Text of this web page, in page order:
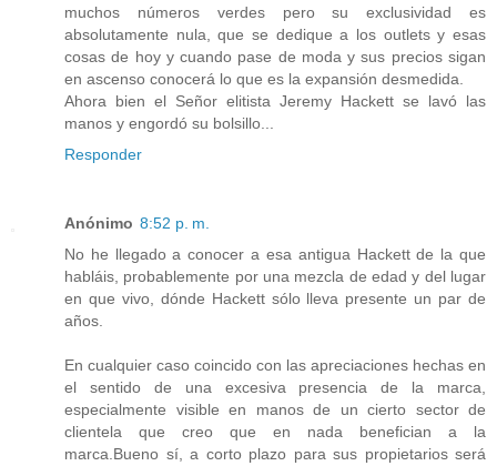
muchos números verdes pero su exclusividad es
absolutamente nula, que se dedique a los outlets y esas
cosas de hoy y cuando pase de moda y sus precios sigan
en ascenso conocerá lo que es la expansión desmedida.
Ahora bien el Señor elitista Jeremy Hackett se lavó las
manos y engordó su bolsillo...
Responder
Anónimo 8:52 p. m.
No he llegado a conocer a esa antigua Hackett de la que
habláis, probablemente por una mezcla de edad y del lugar
en que vivo, dónde Hackett sólo lleva presente un par de
años.
En cualquier caso coincido con las apreciaciones hechas en
el sentido de una excesiva presencia de la marca,
especialmente visible en manos de un cierto sector de
clientela que creo que en nada benefician a la
marca.Bueno sí, a corto plazo para sus propietarios será